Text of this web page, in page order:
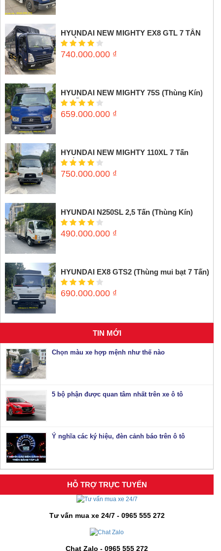
HYUNDAI NEW MIGHTY EX8 GTL 7 TẤN
(THÙNG MUI BẠT)
740.000.000 ₫
HYUNDAI NEW MIGHTY 75S (Thùng Kín)
3,5 tấn
659.000.000 ₫
HYUNDAI NEW MIGHTY 110XL 7 Tấn
(Thùng mui bạt)
750.000.000 ₫
HYUNDAI N250SL 2,5 Tấn (Thùng Kín)
490.000.000 ₫
HYUNDAI EX8 GTS2 (Thùng mui bạt 7 Tấn)
690.000.000 ₫
TIN MỚI
Chọn màu xe hợp mệnh như thế nào
5 bộ phận được quan tâm nhất trên xe ô tô
Ý nghĩa các ký hiệu, đèn cảnh báo trên ô tô
HỖ TRỢ TRỰC TUYẾN
Tư vấn mua xe 24/7 - 0965 555 272
Chat Zalo - 0965 555 272